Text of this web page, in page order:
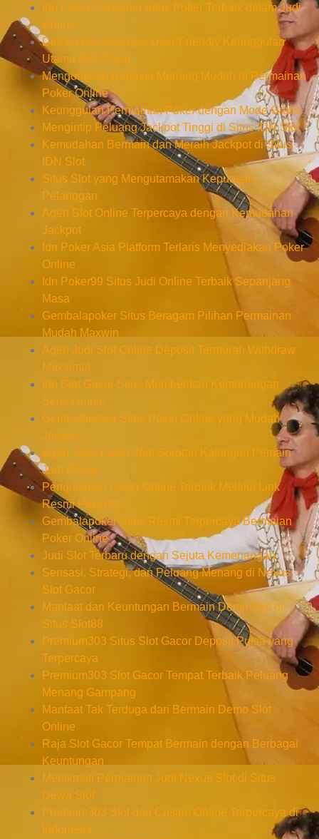
Idn Poker Penyedia Situs Poker Terbaik dalam Judi
Online
Desain dan Navigasi User-Friendly Keunggulan
Utama IDN Poker
Mengungkap Rahasia Menang Mudah di Permainan
Poker Online
Keunggulan Permainan Poker dengan Mode Gratis
Mengintip Peluang Jackpot Tinggi di Situs IDN Slot
Kemudahan Bermain dan Meraih Jackpot di Situs
IDN Slot
Situs Slot yang Mengutamakan Kepuasan
Pelanggan
Agen Slot Online Terpercaya dengan Kemudahan
Jackpot
Idn Poker Asia Platform Terlaris Menyediakan Poker
Online
Idn Poker99 Situs Judi Online Terbaik Sepanjang
Masa
Gembalapoker Situs Beragam Pilihan Permainan
Mudah Maxwin
Agen Judi Slot Online Deposit Termurah Withdraw
Maksimal
Idn Slot Gacor Situs Memberikan Kemenangan
Sensasional
Gembalapoker Situs Poker Online yang Mudah
Jackpot
Agen Situs Poker Jadi Sorotan Kalangan Pemain
Judi Online
Pengalaman Poker Online Terbaik Melalui Link
Resmi Poker88
Gembalapoker Situs Resmi Terpercaya Bermaian
Poker Online
Judi Slot Terbaru dengan Sejuta Kemenangan
Sensasi, Strategi, dan Peluang Menang di Nexus
Slot Gacor
Manfaat dan Keuntungan Bermain Demo Slot di
Situs Slot88
Premium303 Situs Slot Gacor Deposit Pulsa yang
Terpercaya
Premium303 Slot Gacor Tempat Terbaik Peluang
Menang Gampang
Manfaat Tak Terduga dari Bermain Demo Slot
Online
Raja Slot Gacor Tempat Bermain dengan Berbagai
Keuntungan
Menikmati Permainan Judi Nexus Slot di Situs
Dewa Slot
Premium303 Slot dan Casino Online Terpercaya di
Indonesia